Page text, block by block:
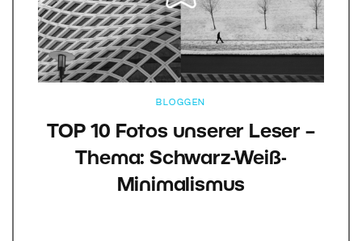
BLOGGEN
TOP 10 Fotos unserer Leser –
Thema: Schwarz-Weiß-
Minimalismus